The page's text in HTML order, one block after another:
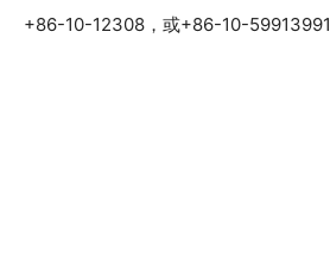
+86-10-12308，或+86-10-59913991